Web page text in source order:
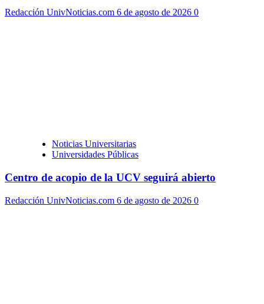
Redacción UnivNoticias.com 6 de agosto de 2026 0
Noticias Universitarias
Universidades Públicas
Centro de acopio de la UCV seguirá abierto
Redacción UnivNoticias.com 6 de agosto de 2026 0